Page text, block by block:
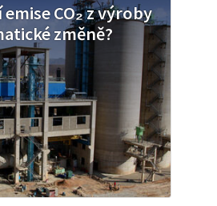
CO₂ z výroby
změně?